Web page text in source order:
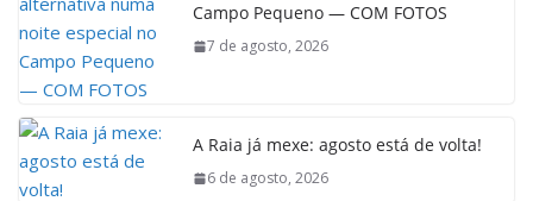
Campo Pequeno — COM FOTOS
7 de agosto, 2026
A Raia já mexe: agosto está de volta!
6 de agosto, 2026